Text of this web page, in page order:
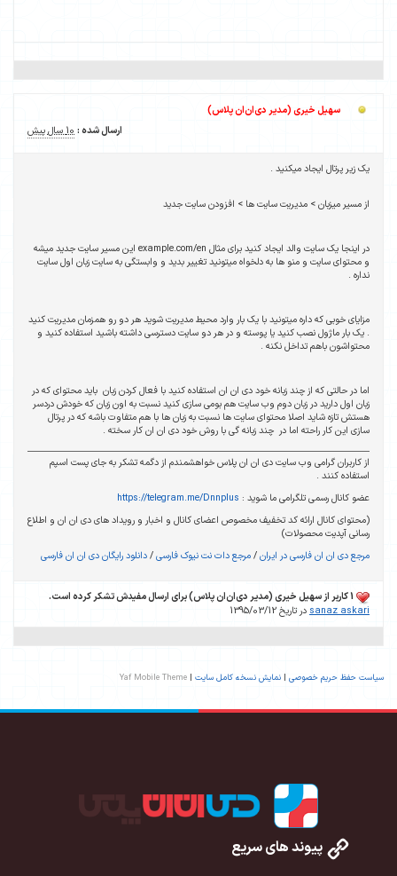
سهیل خیری (مدیر دی‌ان‌ان پلاس)
ارسال شده : 10 سال پیش
یک زیر پرتال ایجاد میکنید .
از مسیر میزبان > مدیریت سایت ها > افزودن سایت جدید
در اینجا یک سایت والد ایجاد کنید برای مثال example.com/en این مسیر سایت جدید میشه
و محتوای سایت و منو ها به دلخواه میتونید تغییر بدید و وابستگی به سایت زبان اول سایت
نداره .
مزایای خوبی که داره میتونید با یک بار وارد محیط مدیریت شوید هر دو رو همزمان مدیریت کنید
. یک بار ماژول نصب کنید یا پوسته و در هر دو سایت دسترسی داشته باشید استفاده کنید و
محتواشون باهم تداخل نکنه .
اما در حالتی که از چند زبانه خود دی ان ان استفاده کنید با فعال کردن زبان باید محتوای که در
زبان اول دارید در زبان دوم وب سایت هم بومی سازی کنید نسبت به اون زبان که خودش دردسر
هستش تازه شاید اصلا محتوای سایت ها نسبت به زبان ها با هم متفاوت باشه که در پرتال
سازی این کار راحته اما در چند زبانه گی با روش خود دی ان ان کار سخته .
از کاربران گرامی وب سایت دی ان ان پلاس خواهشمندم از دگمه تشکر به جای پست اسپم
استفاده کنند .
عضو کانال رسمی تلگرامی ما شوید : https://telegram.me/Dnnplus
(محتوای کانال ارائه کد تخفیف مخصوص اعضای کانال و اخبار و رویداد های دی ان ان و اطلاع
رسانی آپدیت محصولات)
مرجع دی ان ان فارسی در ایران/مرجع دات نت نیوک فارسی/دانلود رایگان دی ان ان فارسی
sanaz askari در تاریخ 1395/03/12
سیاست حفظ حریم خصوصی | نمایش نسخه کامل سایت |
Yaf Mobile Theme
پیوند های سریع